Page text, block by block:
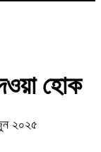
হোক
২০২৫